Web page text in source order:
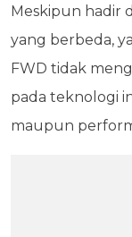
Meskipun hadir
yang berbeda,
FWD tidak
pada teknologi
maupun